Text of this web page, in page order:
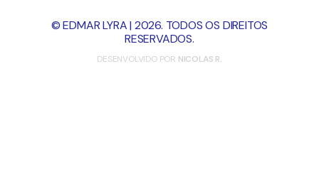
© EDMAR LYRA | 2026. TODOS OS DIREITOS
RESERVADOS.
DESENVOLVIDO POR NICOLAS R.